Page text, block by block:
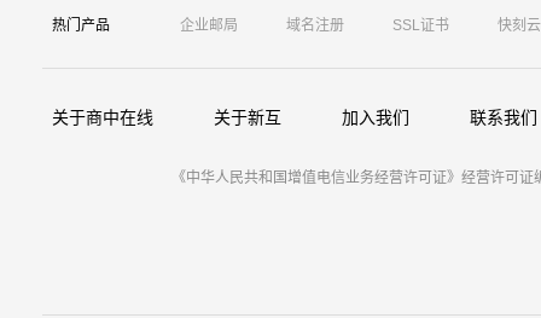
热门产品 企业邮局 域名注册 SSL证书 快刻云
关于商中在线 关于新互 加入我们 联系我们
《中华人民共和国增值电信业务经营许可证》经营许可